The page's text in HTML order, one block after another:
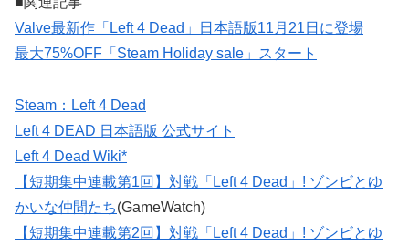
Valve最新作「Left 4 Dead」日本語版11月21日に登場
最大75%OFF「Steam Holiday sale」スタート
Steam：Left 4 Dead
Left 4 DEAD 日本語版 公式サイト
Left 4 Dead Wiki*
【短期集中連載第1回】対戦「Left 4 Dead」! ゾンビとゆ
かいな仲間たち(GameWatch)
【短期集中連載第2回】対戦「Left 4 Dead」! ゾンビとゆ